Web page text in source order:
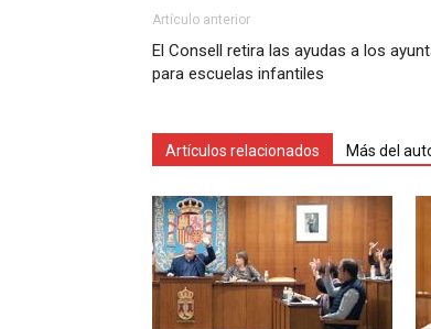
Artículo anterior
El Consell retira las ayudas a los
para escuelas infantiles
Artículos relacionados Más del